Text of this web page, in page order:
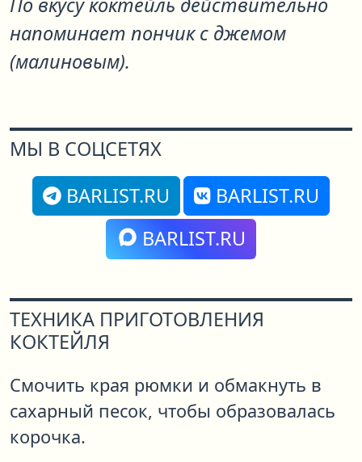
напоминает пончик с джемом
(малиновым).
МЫ В СОЦСЕТЯХ
BARLIST.RU
BARLIST.RU
BARLIST.RU
ТЕХНИКА ПРИГОТОВЛЕНИЯ
КОКТЕЙЛЯ
Смочить края рюмки и обмакнуть в
сахарный песок, чтобы образовалась
корочка.